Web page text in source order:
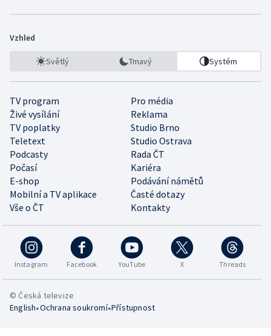
Vzhled
Světlý Tmavý Systém
TV program
Pro média
Živé vysílání
Reklama
TV poplatky
Studio Brno
Teletext
Studio Ostrava
Podcasty
Rada ČT
Počasí
Kariéra
E-shop
Podávání námětů
Mobilní a TV aplikace
Časté dotazy
Vše o ČT
Kontakty
Instagram Facebook YouTube X Threads
© Česká televize
English•Ochrana soukromí•Přístupnost